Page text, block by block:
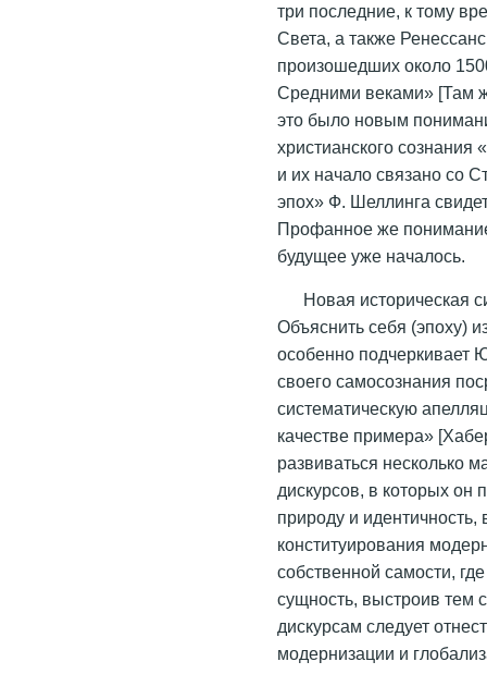
три последние, к тому
Света, а также
произошедших около
Средними веками» [Там
это было новым
христианского
и их начало связано
эпох» Ф. Шеллинга
Профанное же
будущее уже началось.
Новая историческая
Объяснить себя (эпоху)
особенно
своего самосознания
систематическую
качестве примера»
развиваться несколько
дискурсов, в которых он
природу и
конституирования
собственной самости,
сущность, выстроив тем
дискурсам следует
модернизации и